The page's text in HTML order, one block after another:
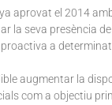
aprovat el 2014
la seva presència
a
augmentar la
com a objectiu